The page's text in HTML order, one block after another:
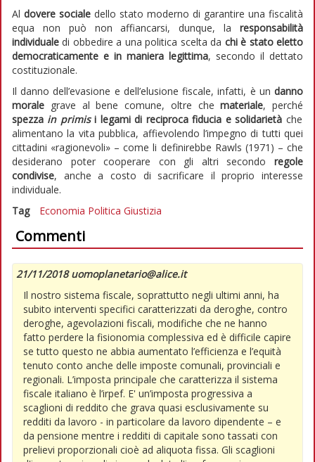
Al dovere sociale dello stato moderno di garantire una fiscalità
equa non può non affiancarsi, dunque, la responsabilità
individuale di obbedire a una politica scelta da chi è stato eletto
democraticamente e in maniera legittima, secondo il dettato
costituzionale.
Il danno dell’evasione e dell’elusione fiscale, infatti, è un danno
morale grave al bene comune, oltre che materiale, perché
spezza in primisi legami di reciproca fiducia e solidarietà che
alimentano la vita pubblica, affievolendo l’impegno di tutti quei
cittadini «ragionevoli» – come li definirebbe Rawls (1971) – che
desiderano poter cooperare con gli altri secondo regole
condivise, anche a costo di sacrificare il proprio interesse
individuale.
Tag
Economia Politica Giustizia
Commenti
21/11/2018 uomoplanetario@alice.it
Il nostro sistema fiscale, soprattutto negli ultimi anni, ha
subito interventi specifici caratterizzati da deroghe, contro
deroghe, agevolazioni fiscali, modifiche che ne hanno
fatto perdere la fisionomia complessiva ed è difficile capire
se tutto questo ne abbia aumentato l’efficienza e l’equità
tenuto conto anche delle imposte comunali, provinciali e
regionali. L’imposta principale che caratterizza il sistema
fiscale italiano è l’irpef. E' un’imposta progressiva a
scaglioni di reddito che grava quasi esclusivamente su
redditi da lavoro - in particolare da lavoro dipendente – e
da pensione mentre i redditi di capitale sono tassati con
prelievi proporzionali cioè ad aliquota fissa. Gli scaglioni